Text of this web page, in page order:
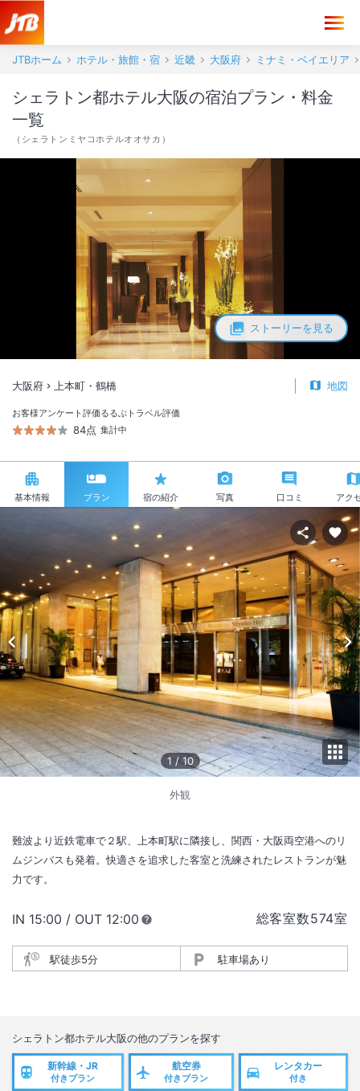
JTBホーム ホテル・旅館・宿 近畿 大阪府 ミナミ・ベイエリア
ストーリーを見る
シェラトン都ホテル大阪の宿泊プラン・料金
一覧
（ シェラトンミヤコホテルオオサカ ）
大阪府 上本町・鶴橋 地図
お客様アンケート評価
84点
るるぶトラベル評価
集計中
基本情報 プラン 宿の紹介 写真 口コミ アク
1 /10
外観
難波より近鉄電車で２駅、上本町駅に隣接し、関西・大阪両空港へのリ
ムジンバスも発着。快適さを追求した客室と洗練されたレストランが魅
力です。
総客室数574室
IN チェックイン
15:00 / OUT チェックアウト
12:00
駅徒歩5分 駐車場あり
シェラトン都ホテル大阪の他のプランを探す
新幹線・JR
付きプラン
航空券
付きプラン
レンタカー
付き